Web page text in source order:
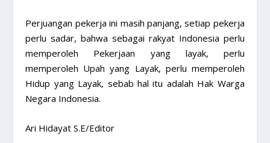
Perjuangan pekerja ini masih panjang, setiap pekerja
perlu sadar, bahwa sebagai rakyat Indonesia perlu
memperoleh Pekerjaan yang layak, perlu
memperoleh Upah yang Layak, perlu memperoleh
Hidup yang Layak, sebab hal itu adalah Hak Warga
Negara Indonesia.
Ari Hidayat S.E/Editor